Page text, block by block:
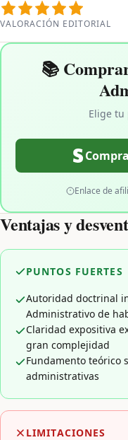
VALORACIÓN EDITORIAL
📚
Elige
Enlace de
Ventajas y
PUNTOS FUERTES
Autoridad doctrinal
Administrativo de
Claridad expositiva
gran complejidad
Fundamento teórico
administrativas
LIMITACIONES